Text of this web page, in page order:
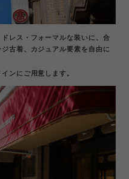
レス・フォーマルな装いに、合
古着、カジュアル要素を自由に
ンにご用意します。